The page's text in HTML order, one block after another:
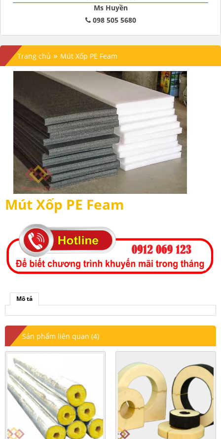
Ms Huyền
098 505 5680
Trang chủ » Mút Xốp PE Feam
Mút Xốp PE Feam
Mô tả
Sản phẩm liên quan (4)